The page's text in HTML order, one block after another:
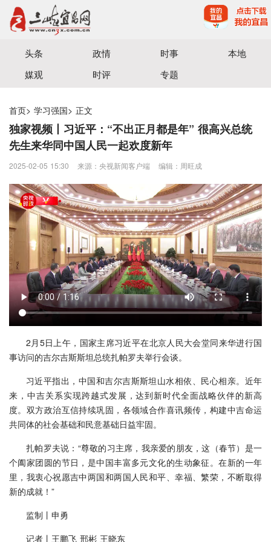
宜昌三峡融媒体中心主办
头条 政情 时事
本地
媒观
时评 专题
首页> 学习强国> 正文
独家视频丨习近平：“不出正月都是年” 很高兴总统
先生来华同中国人民一起欢度新年
2025-02-05 15:30 来源：央视新闻客户端 编辑：周旺成
2月5日上午，国家主席习近平在北京人民大会堂同来华进行国
事访问的吉尔吉斯斯坦总统扎帕罗夫举行会谈。
习近平指出，中国和吉尔吉斯斯坦山水相依、民心相亲。近年
来，中吉关系实现跨越式发展，达到新时代全面战略伙伴的新高
度。双方政治互信持续巩固，各领域合作喜讯频传，构建中吉命运
共同体的社会基础和民意基础日益牢固。
扎帕罗夫说：“尊敬的习主席，我亲爱的朋友，这（春节）是一
个阖家团圆的节日，是中国丰富多元文化的生动象征。在新的一年
里，我衷心祝愿吉中两国和两国人民和平、幸福、繁荣，不断取得
新的成就！”
监制丨申勇
记者丨王鹏飞 邢彬 王晓东